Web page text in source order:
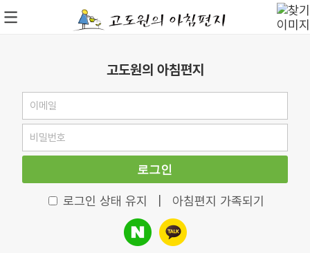
고도원의 아침편지
로그인
로그인 상태 유지 아침편지 가족되기